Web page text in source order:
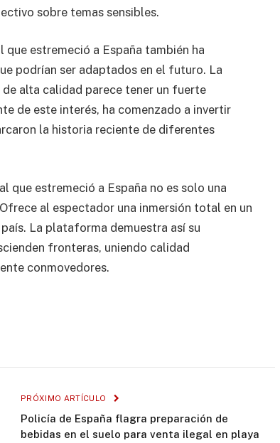
sobre temas sensibles.
estremeció a España también ha
podrían ser adaptados en el futuro. La
alta calidad parece tener un fuerte
de este interés, ha comenzado a invertir
la historia reciente de diferentes
que estremeció a España no es solo una
al espectador una inmersión total en un
La plataforma demuestra así su
fronteras, uniendo calidad
conmovedores.
PRÓXIMO ARTÍCULO
Policía de España flagra preparación de
bebidas en el suelo para venta ilegal en playa